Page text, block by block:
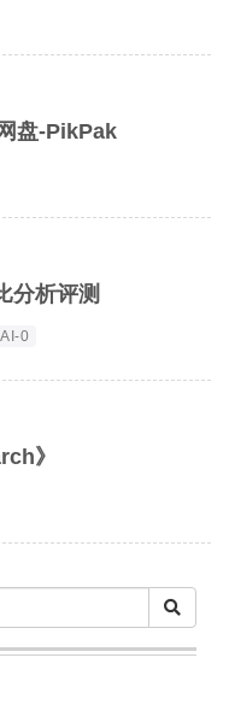
盘-PikPak
分析评测
0
》